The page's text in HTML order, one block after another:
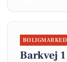
BOLIGMARKED
Barkvej